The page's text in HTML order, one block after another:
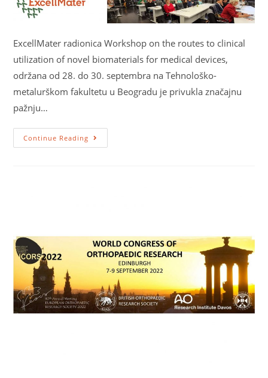
ExcellMater radionica Workshop on the routes to clinical
utilization of novel biomaterials for medical devices,
održana od 28. do 30. septembra na Tehnološko-
metalurškom fakultetu u Beogradu je privukla značajnu
pažnju…
Continue Reading